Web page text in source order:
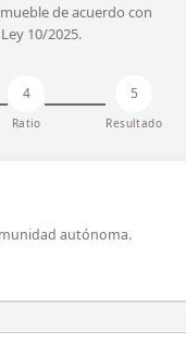
de acuerdo con
10/2025.
4
Ratio
5
Resultado
autónoma.